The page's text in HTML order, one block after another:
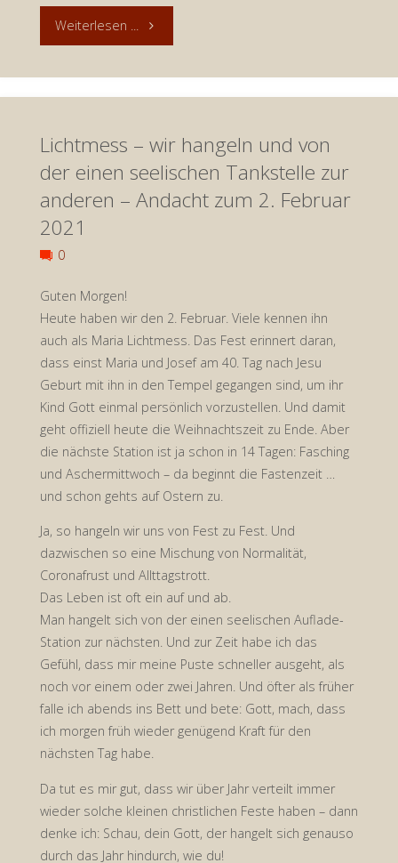
Februar
Weiterlesen ... "Dickes
Das
Meerschweinchengebet
–
2021"
Lichtmess – wir hangeln und von
der einen seelischen Tankstelle zur
anderen – Andacht zum 2. Februar
2021
0
Guten Morgen!
Heute haben wir den 2. Februar. Viele kennen ihn
auch als Maria Lichtmess. Das Fest erinnert daran,
dass einst Maria und Josef am 40. Tag nach Jesu
Geburt mit ihn in den Tempel gegangen sind, um ihr
Kind Gott einmal persönlich vorzustellen. Und damit
geht offiziell heute die Weihnachtszeit zu Ende. Aber
die nächste Station ist ja schon in 14 Tagen: Fasching
und Aschermittwoch – da beginnt die Fastenzeit …
und schon gehts auf Ostern zu.
Ja, so hangeln wir uns von Fest zu Fest. Und
dazwischen so eine Mischung von Normalität,
Coronafrust und Allttagstrott.
Das Leben ist oft ein auf und ab.
Man hangelt sich von der einen seelischen Auflade-
Station zur nächsten. Und zur Zeit habe ich das
Gefühl, dass mir meine Puste schneller ausgeht, als
noch vor einem oder zwei Jahren. Und öfter als früher
falle ich abends ins Bett und bete: Gott, mach, dass
ich morgen früh wieder genügend Kraft für den
nächsten Tag habe.
Da tut es mir gut, dass wir über Jahr verteilt immer
wieder solche kleinen christlichen Feste haben – dann
denke ich: Schau, dein Gott, der hangelt sich genauso
durch das Jahr hindurch, wie du!